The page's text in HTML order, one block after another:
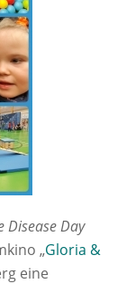
Disease Day
„Gloria &
eine